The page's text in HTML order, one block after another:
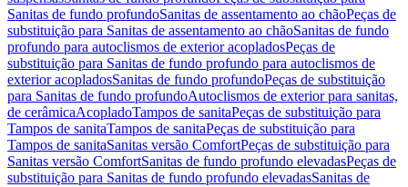
Sanitas de fundo profundoSanitas de assentamento ao chãoPeças de
substituição para Sanitas de assentamento ao chãoSanitas de fundo
profundo para autoclismos de exterior acopladosPeças de
substituição para Sanitas de fundo profundo para autoclismos de
exterior acopladosSanitas de fundo profundoPeças de substituição
para Sanitas de fundo profundoAutoclismos de exterior para sanitas,
de cerâmicaAcopladoTampos de sanitaPeças de substituição para
Tampos de sanitaTampos de sanitaPeças de substituição para
Tampos de sanitaSanitas versão ComfortPeças de substituição para
Sanitas versão ComfortSanitas de fundo profundo elevadasPeças de
substituição para Sanitas de fundo profundo elevadasSanitas de